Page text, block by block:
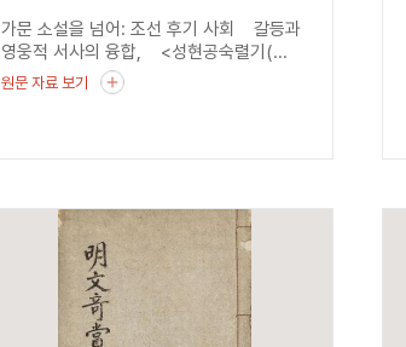
(聖賢公淑烈記)>
가문 소설을 넘어: 조선 후기 사회 갈등과
영웅적 서사의 융합, <성현공숙렬기(...
원문 자료 보기